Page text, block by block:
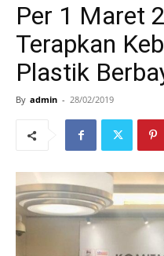
Per 1 Maret
Terapkan
Plastik
By admin - 28/02/2019